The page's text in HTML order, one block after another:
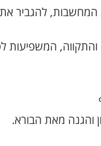
להגביר
המשפיעות
והגנה מאת הבורא.